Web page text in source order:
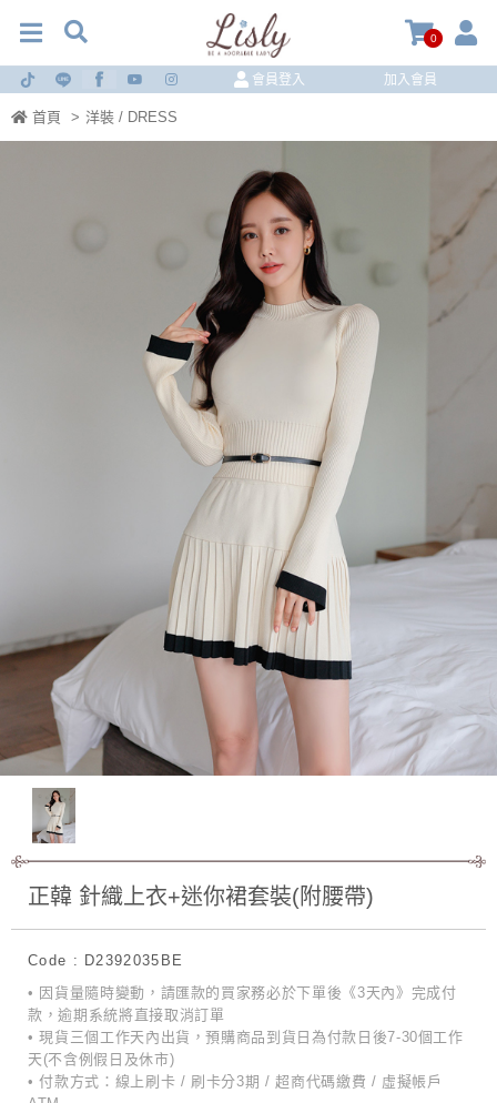
0
會員登入 加入會員
首頁 > 洋裝 / DRESS
正韓 針織上衣+迷你裙套裝(附腰帶)
Code : D2392035BE
• 因貨量隨時變動，請匯款的買家務必於下單後《3天內》完成付
款，逾期系統將直接取消訂單
• 現貨三個工作天內出貨，預購商品到貨日為付款日後7-30個工作
天(不含例假日及休市)
• 付款方式：線上刷卡 / 刷卡分3期 / 超商代碼繳費 / 虛擬帳戶